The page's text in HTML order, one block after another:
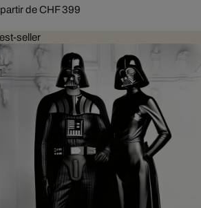
de CHF 399
seller